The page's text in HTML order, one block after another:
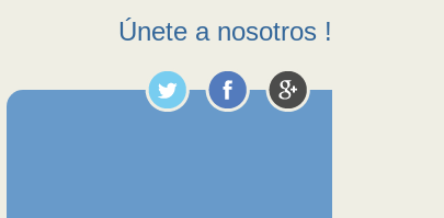
Únete a nosotros !